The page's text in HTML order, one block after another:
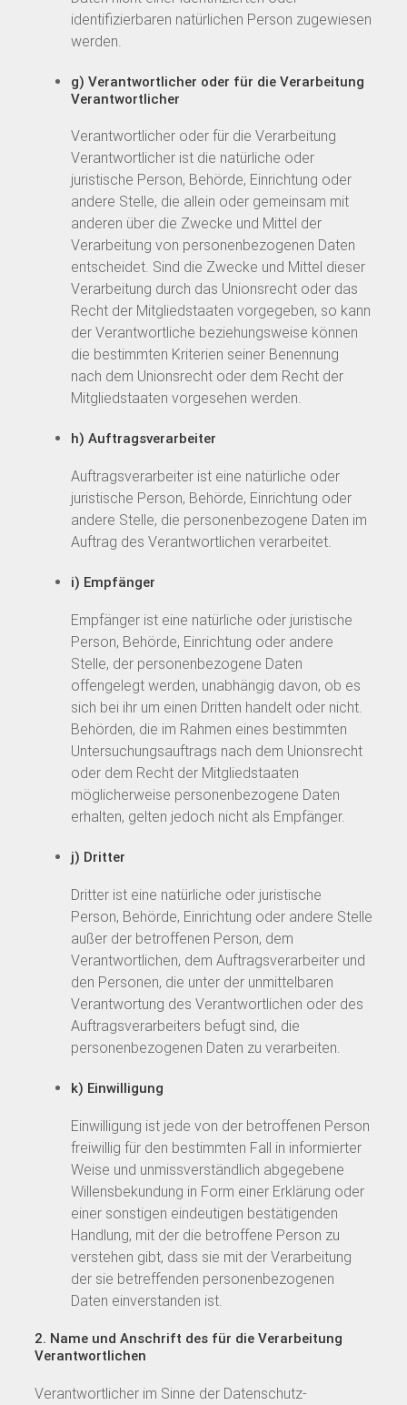
identifizierbaren natürlichen Person zugewiesen
werden.
g) Verantwortlicher oder für die Verarbeitung
Verantwortlicher
Verantwortlicher oder für die Verarbeitung
Verantwortlicher ist die natürliche oder
juristische Person, Behörde, Einrichtung oder
andere Stelle, die allein oder gemeinsam mit
anderen über die Zwecke und Mittel der
Verarbeitung von personenbezogenen Daten
entscheidet. Sind die Zwecke und Mittel dieser
Verarbeitung durch das Unionsrecht oder das
Recht der Mitgliedstaaten vorgegeben, so kann
der Verantwortliche beziehungsweise können
die bestimmten Kriterien seiner Benennung
nach dem Unionsrecht oder dem Recht der
Mitgliedstaaten vorgesehen werden.
h) Auftragsverarbeiter
Auftragsverarbeiter ist eine natürliche oder
juristische Person, Behörde, Einrichtung oder
andere Stelle, die personenbezogene Daten im
Auftrag des Verantwortlichen verarbeitet.
i) Empfänger
Empfänger ist eine natürliche oder juristische
Person, Behörde, Einrichtung oder andere
Stelle, der personenbezogene Daten
offengelegt werden, unabhängig davon, ob es
sich bei ihr um einen Dritten handelt oder nicht.
Behörden, die im Rahmen eines bestimmten
Untersuchungsauftrags nach dem Unionsrecht
oder dem Recht der Mitgliedstaaten
möglicherweise personenbezogene Daten
erhalten, gelten jedoch nicht als Empfänger.
j) Dritter
Dritter ist eine natürliche oder juristische
Person, Behörde, Einrichtung oder andere Stelle
außer der betroffenen Person, dem
Verantwortlichen, dem Auftragsverarbeiter und
den Personen, die unter der unmittelbaren
Verantwortung des Verantwortlichen oder des
Auftragsverarbeiters befugt sind, die
personenbezogenen Daten zu verarbeiten.
k) Einwilligung
Einwilligung ist jede von der betroffenen Person
freiwillig für den bestimmten Fall in informierter
Weise und unmissverständlich abgegebene
Willensbekundung in Form einer Erklärung oder
einer sonstigen eindeutigen bestätigenden
Handlung, mit der die betroffene Person zu
verstehen gibt, dass sie mit der Verarbeitung
der sie betreffenden personenbezogenen
Daten einverstanden ist.
2. Name und Anschrift des für die Verarbeitung
Verantwortlichen
Verantwortlicher im Sinne der Datenschutz-